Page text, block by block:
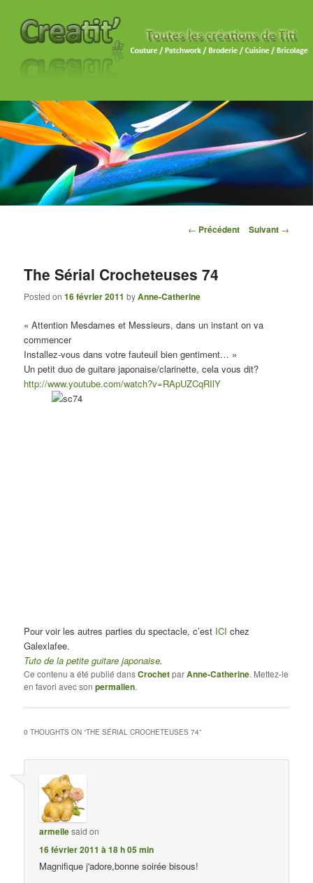
Navigation des articles
← Précédent Suivant →
The Sérial Crocheteuses 74
Posted on16 février 2011 byAnne-Catherine
« Attention Mesdames et Messieurs, dans un instant on va
commencer
Installez-vous dans votre fauteuil bien gentiment… »
Un petit duo de guitare japonaise/clarinette, cela vous dit?
http://www.youtube.com/watch?v=RApUZCqRIlY
Pour voir les autres parties du spectacle, c’est ICI chez
Galexlafee.
Tuto de la petite guitare japonaise.
Ce contenu a été publié dansCrochetparAnne-Catherine. Mettez-le
en favori avec sonpermalien.
0 THOUGHTS ON “THE SÉRIAL CROCHETEUSES 74”
armellesaid on
16 février 2011 à 18 h 05 min
Magnifique j'adore,bonne soirée bisous!